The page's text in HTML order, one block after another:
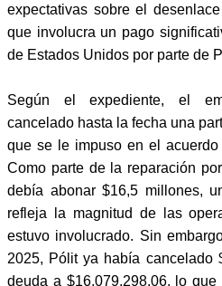
expectativas sobre el
que involucra un pago
de Estados Unidos por parte de
Según el expediente, el
cancelado hasta la fecha una
que se le impuso en el
Como parte de la reparación
debía abonar $16,5 millones,
refleja la magnitud de las
estuvo involucrado. Sin
2025, Pólit ya había cancelado
deuda a $16,079,298.06, lo